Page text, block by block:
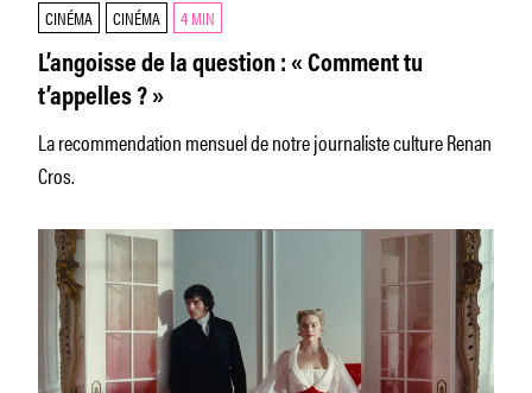
CINÉMA CINÉMA 4 MIN
L’angoisse de la question : « Comment tu
t’appelles ? »
La recommendation mensuel de notre journaliste culture Renan
Cros.